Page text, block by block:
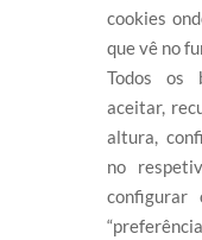
cookies
que vê no
Todos os
aceitar,
altura,
no
configurar